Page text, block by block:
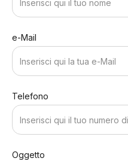
e-Mail
Telefono
Oggetto